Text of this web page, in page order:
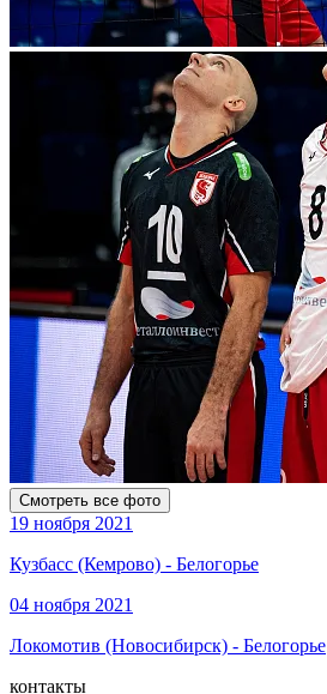
Смотреть все фото
19 ноября 2021
Кузбасс (Кемрово) - Белогорье
04 ноября 2021
Локомотив (Новосибирск) - Белогорье
контакты